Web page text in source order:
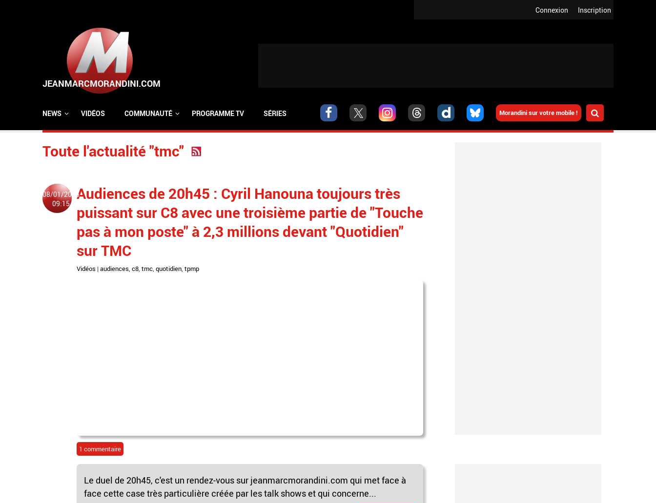
Inscription
Connexion
Morandini sur votre mobile !
NEWS VIDÉOS COMMUNAUTÉ PROGRAMME TV SÉRIES
Toute l'actualité "tmc"
08/01/2025
09:15
Audiences de 20h45 : Cyril Hanouna toujours très
puissant sur C8 avec une troisième partie de "Touche
pas à mon poste" à 2,3 millions devant "Quotidien"
sur TMC
Vidéos | audiences, c8, tmc, quotidien, tpmp
1 commentaire
Le duel de 20h45, c'est un rendez-vous sur jeanmarcmorandini.com qui met face à
face cette case très particulière créée par les talk shows et qui concerne...